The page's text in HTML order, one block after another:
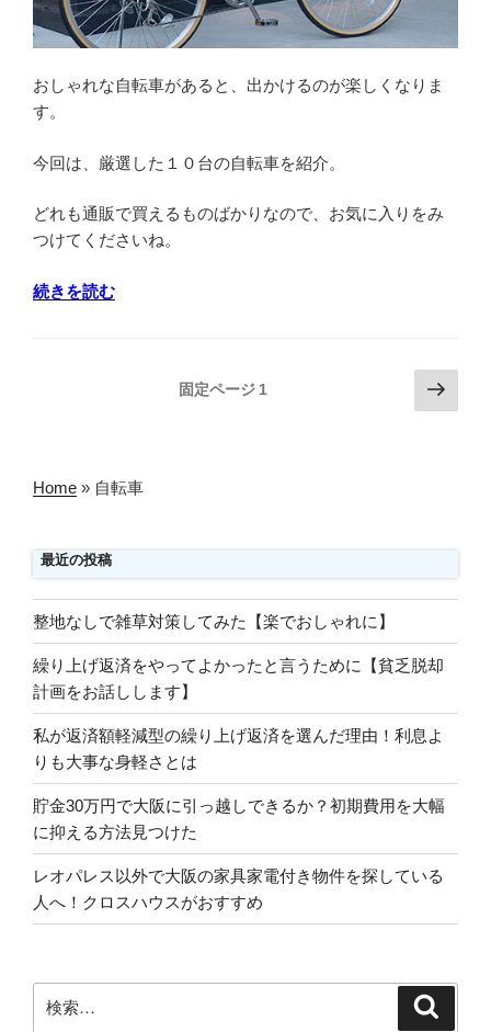
お
す
め
を
つ
介”
の
おしゃれな自転車があると、出かけるのが楽しくなりま
す。
今回は、厳選した１０台の自転車を紹介。
どれも通販で買えるものばかりなので、お気に入りをみ
つけてくださいね。
“お
き
転
車！
通
販
で
買
え
る
お
す
す
め
を
１
０
介”
続きを読む
ペ
送
り
固定ページ 1
次
の
Home » 自転車
最近の投稿
整地なしで雑草対策してみた【楽でおしゃれに】
繰り上げ返済をやってよかったと言うために【貧乏脱却
計画をお話しします】
私が返済額軽減型の繰り上げ返済を選んだ理由！利息よ
りも大事な身軽さとは
貯金30万円で大阪に引っ越しできるか？初期費用を大幅
に抑える方法見つけた
レオパレス以外で大阪の家具家電付き物件を探している
人へ！クロスハウスがおすすめ
索: